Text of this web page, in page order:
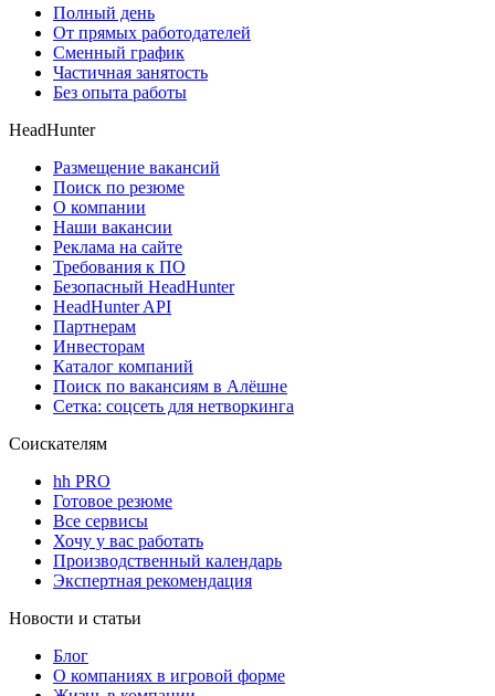
Полный день
От прямых работодателей
Сменный график
Частичная занятость
Без опыта работы
HeadHunter
Размещение вакансий
Поиск по резюме
О компании
Наши вакансии
Реклама на сайте
Требования к ПО
Безопасный HeadHunter
HeadHunter API
Партнерам
Инвесторам
Каталог компаний
Поиск по вакансиям в Алёшне
Сетка: соцсеть для нетворкинга
Соискателям
hh PRO
Готовое резюме
Все сервисы
Хочу у вас работать
Производственный календарь
Экспертная рекомендация
Новости и статьи
Блог
О компаниях в игровой форме